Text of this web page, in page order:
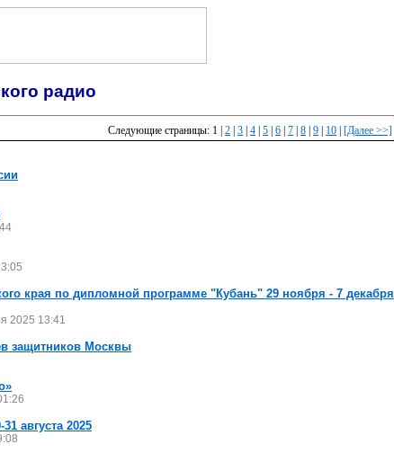
радио
Следующие страницы: 1 | 2 3 4 5 6 7 8 9 10 [Далее >>]
края по дипломной программе "Кубань" 29 ноября - 7 декабря
2025 13:41
защитников Москвы
августа 2025